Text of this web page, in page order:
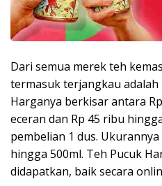
Dari semua merek teh
termasuk terjangkau adalah
Harganya berkisar antara
eceran dan Rp 45 ribu
pembelian 1 dus.
hingga 500ml. Teh Pucuk
didapatkan, baik secara